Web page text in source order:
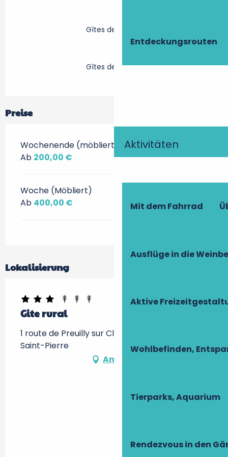
Entdeckungsrouten
Aktivitäten
Mit dem Fahrrad
Ausflüge in die
Aktive
Wohlbefinden,
Tierparks, Aquarium
Rendezvous in den
Gîtes de France
Gîtes de France
Preise
Wochenende (möbliert)
Ab 200,00 €
Woche (Möbliert)
Ab 400,00 €
Lokalisierung
Gite rural
1 route de Preuilly sur Claise, 37290 Tournon-
Saint-Pierre
Anfahrt